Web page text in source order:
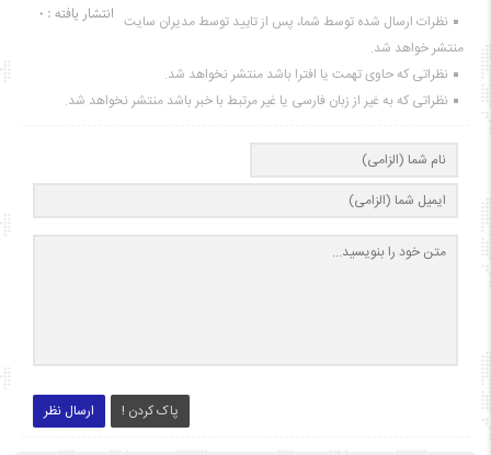
انتشار یافته : ۰ نظرات ارسال شده توسط شما، پس از تایید توسط مدیران سایت
منتشر خواهد شد.
نظراتی که حاوی تهمت یا افترا باشد منتشر نخواهد شد.
نظراتی که به غیر از زبان فارسی یا غیر مرتبط با خبر باشد منتشر نخواهد شد.
ارسال نظر پاک کردن !